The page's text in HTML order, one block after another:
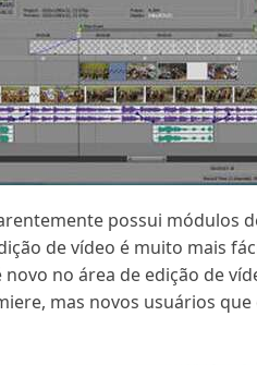
possui módulos
de vídeo é muito mais
no área de edição de
mas novos usuários que